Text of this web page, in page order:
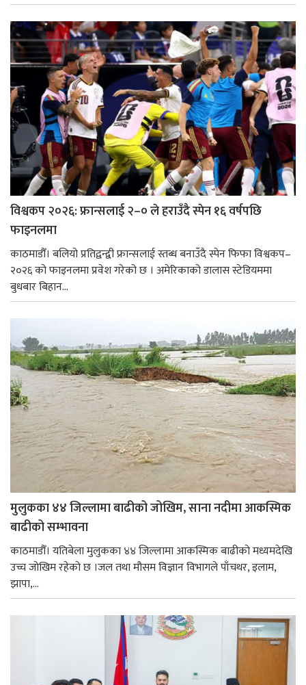
विश्वकप २०२६: फ्रान्सलाई २–० ले हराउँदै स्पेन १६ वर्षपछि
फाइनलमा
काठमाडौँ। बलियो प्रतिद्वन्द्वी फ्रान्सलाई स्तब्ध बनाउँदै स्पेन फिफा विश्वकप–
२०२६ को फाइनलमा प्रवेश गरेको छ । अमेरिकाको डालास स्टेडियममा
बुधबार बिहान...
मुलुकका ४४ जिल्लामा बाढीको जोखिम, साना नदीमा आकस्मिक
बाढीको सम्भावना
काठमाडौँ। यतिबेला मुलुकका ४४ जिल्लामा आकस्मिक बाढीको मध्यमदेखि
उच्च जोखिम रहेको छ ।जल तथा मौसम विज्ञान विभागले पाँचथर, इलाम,
झापा,...